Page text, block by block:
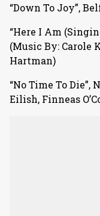
“Down To Joy”,
“Here I Am
(Music By: Carole
Hartman)
“No Time To Die”,
Eilish, Finneas